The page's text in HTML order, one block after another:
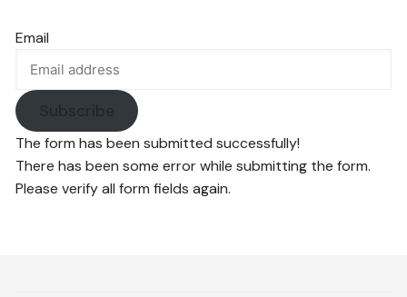
Email
Subscribe
The form has been submitted successfully!
There has been some error while submitting the form.
Please verify all form fields again.